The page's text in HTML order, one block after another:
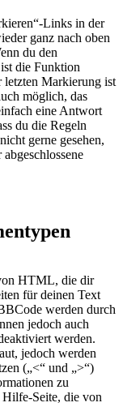
Links in der
ganz nach oben
du den
die Funktion
letzten Markierung ist
möglich, das
eine Antwort
du die Regeln
gerne gesehen,
HTML, die dir
für deinen Text
werden durch
jedoch auch
werden.
jedoch werden
(„<“ und „>“)
zu
Seite, die von